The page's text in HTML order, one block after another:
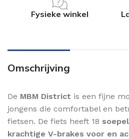
Fysieke winkel
Omschrijving
De MBM District is een fijne
jongens die comfortabel en
fietsen. De fiets heeft 18
krachtige V-brakes voor en